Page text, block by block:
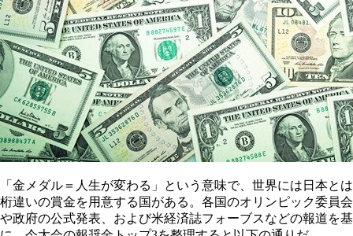
「金メダル＝人生が変わる」という意味で、世界には日本とは
桁違いの賞金を用意する国がある。各国のオリンピック委員会
や政府の公式発表、および米経済誌フォーブスなどの報道を基